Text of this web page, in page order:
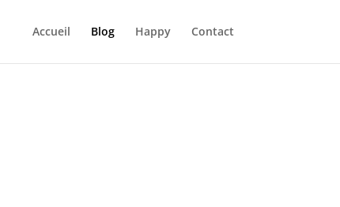
Accueil Blog Happy Contact